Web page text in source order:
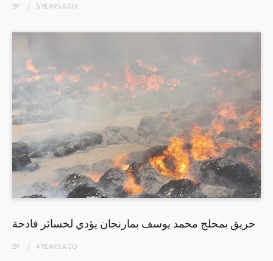
BY 5 YEARSAGO
حريق بمحلج محمد يوسف بمارنجان يؤدي لخسائر فادحة
BY 4 YEARSAGO